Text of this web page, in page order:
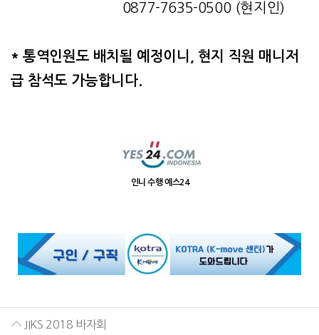
0877-7635-0500 (현지인)
* 통역인원도 배치될 예정이니, 현지 직원 매니저
급 참석도 가능합니다.
인니 수행 예스24
JIKS 2018 바자회